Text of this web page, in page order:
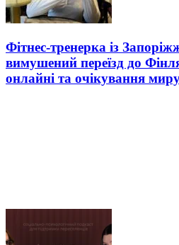
Фітнес-тренерка із
вимушений переїзд до
онлайні та очікування